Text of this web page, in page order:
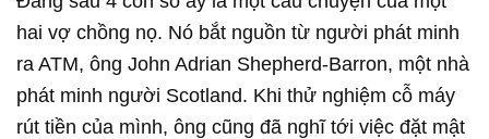
hai vợ chồng nọ. Nó bắt nguồn từ người phát minh
ra ATM, ông John Adrian Shepherd-Barron, một nhà
phát minh người Scotland. Khi thử nghiệm cỗ máy
rút tiền của mình, ông cũng đã nghĩ tới việc đặt mật